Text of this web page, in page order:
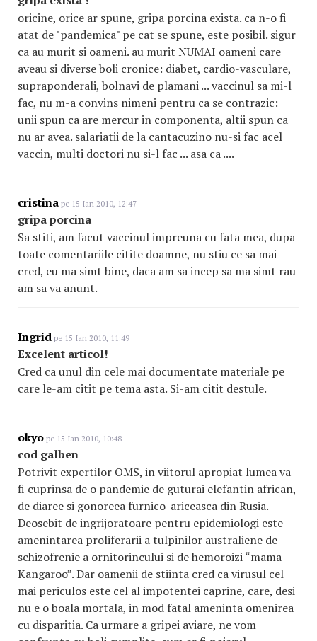
oricine, orice ar spune, gripa porcina exista. ca n-o fi
atat de "pandemica" pe cat se spune, este posibil. sigur
ca au murit si oameni. au murit NUMAI oameni care
aveau si diverse boli cronice: diabet, cardio-vasculare,
supraponderali, bolnavi de plamani ... vaccinul sa mi-l
fac, nu m-a convins nimeni pentru ca se contrazic:
unii spun ca are mercur in componenta, altii spun ca
nu ar avea. salariatii de la cantacuzino nu-si fac acel
vaccin, multi doctori nu si-l fac ... asa ca ....
cristina pe 15 Ian 2010, 12:47
gripa porcina
Sa stiti, am facut vaccinul impreuna cu fata mea, dupa
toate comentariile citite doamne, nu stiu ce sa mai
cred, eu ma simt bine, daca am sa incep sa ma simt rau
am sa va anunt.
Ingrid pe 15 Ian 2010, 11:49
Excelent articol!
Cred ca unul din cele mai documentate materiale pe
care le-am citit pe tema asta. Si-am citit destule.
okyo pe 15 Ian 2010, 10:48
cod galben
Potrivit expertilor OMS, in viitorul apropiat lumea va
fi cuprinsa de o pandemie de guturai elefantin african,
de diaree si gonoreea furnico-ariceasca din Rusia.
Deosebit de ingrijoratoare pentru epidemiologi este
amenintarea proliferarii a tulpinilor australiene de
schizofrenie a ornitorincului si de hemoroizi “mama
Kangaroo”. Dar oamenii de stiinta cred ca virusul cel
mai periculos este cel al impotentei caprine, care, desi
nu e o boala mortala, in mod fatal ameninta omenirea
cu disparitia. Ca urmare a gripei aviare, ne vom